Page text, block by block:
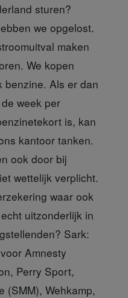
sturen?
we opgelost.
maken
We kopen
benzine. Als er dan
week per
is, kan
kantoor tanken.
ook door bij
wettelijk verplicht.
waar ook
uitzonderlijk in
Sark:
Amnesty
Perry Sport,
(SMM), Wehkamp,